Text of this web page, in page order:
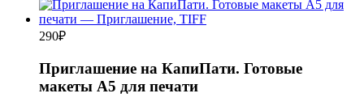
290₽
Приглашение на КапиПати. Готовые
макеты А5 для печати